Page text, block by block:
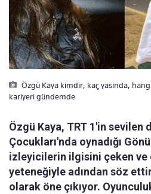
Özgü Kaya kimdir, kaç yasinda,
kariyeri gündemde
Özgü Kaya, TRT 1'in sevilen
Çocukları'nda oynadığı
izleyicilerin ilgisini çeken ve
yeteneğiyle adından söz
olarak öne çıkıyor.